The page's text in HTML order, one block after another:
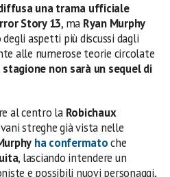
una trama ufficiale
Story 13, ma Ryan Murphy
aspetti più discussi dagli
alle numerose teorie circolate
non sarà un sequel di
al centro la Robichaux
streghe già vista nelle
ha confermatoche
, lasciando intendere un
e possibili nuovi personaggi,